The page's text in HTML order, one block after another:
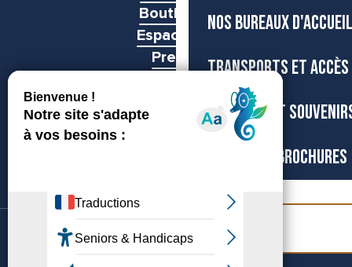
NOS BUREAUX D'ACCUEIL
TRANSPORTS ET ACCÈS
BOUTIQUE ET
CARTES ET BROCHURES
Boutiques
Espace pro
Presse